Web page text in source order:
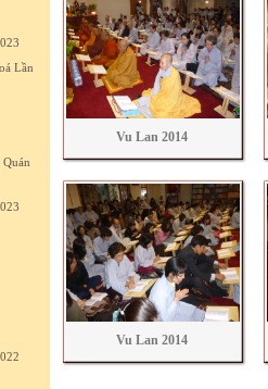
Lần
Vu Lan 2014
Vu Lan 2014